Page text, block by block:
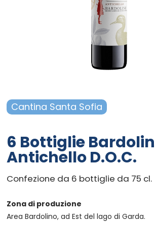
Campania - Basilicata - Calabria
Cialde Lavazza compatibili Nespresso®*
Confetture, miele, creme di cacao
Aceto
Pomodoro
Prodotti per animali
Diffusori-Profumatori-Deodoranti-
Candele
Cantina Santa Sofia
6 Bottiglie
Antichello D.O.C.
Confezione da 6 bottiglie da 75 cl.
Zona di produzione
Area Bardolino, ad Est del lago di Garda.